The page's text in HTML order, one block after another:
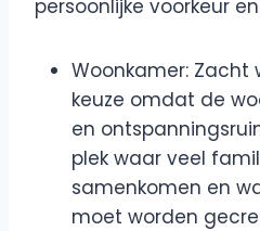
persoonlijke voorkeur
Woonkamer: Zacht
keuze omdat de
en
plek waar veel
samenkomen en
moet worden